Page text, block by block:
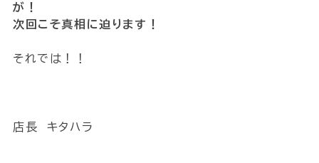
が！
次回こそ真相に迫ります！
それでは！！
店長 キタハラ